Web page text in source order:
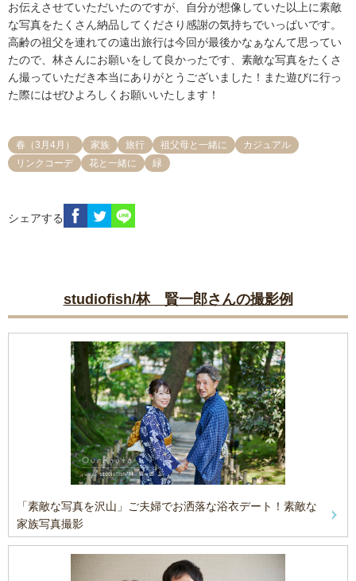
お伝えさせていただいたのですが、自分が想像していた以上に素敵
な写真をたくさん納品してくださり感謝の気持ちでいっぱいです。
高齢の祖父を連れての遠出旅行は今回が最後かなぁなんて思ってい
たので、林さんにお願いをして良かったです、素敵な写真をたくさ
ん撮っていただき本当にありがとうございました！また遊びに行っ
た際にはぜひよろしくお願いいたします！
春（3月4月） 家族 旅行 祖父母と一緒に
カジュアル
リンクコーデ
花と一緒に 緑
シェアする
studiofish/林 賢一郎さんの撮影例
「素敵な写真を沢山」ご夫婦でお洒落な浴衣デート！素敵な
家族写真撮影